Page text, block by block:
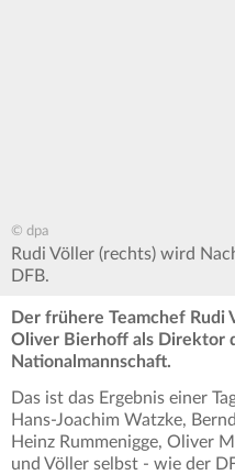
© dpa
Rudi Völler (rechts) wird
DFB.
Der frühere Teamchef Rudi
Oliver Bierhoff als Direktor
Nationalmannschaft.
Das ist das Ergebnis einer
Hans-Joachim Watzke,
Heinz Rummenigge, Oliver
und Völler selbst - wie der